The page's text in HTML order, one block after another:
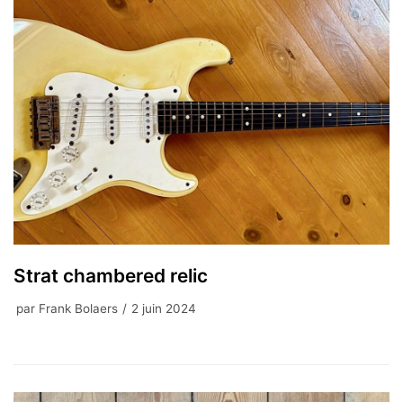
Strat chambered relic
par Frank Bolaers 2 juin 2024